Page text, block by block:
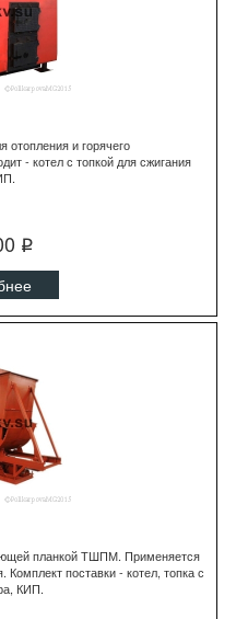
отопления и горячего
- котел с топкой для сжигания
q
планкой ТШПМ. Применяется
Комплект поставки - котел, топка с
КИП.